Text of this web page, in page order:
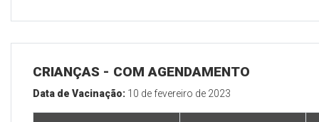
CRIANÇAS - COM AGENDAMENTO
Data de Vacinação: 10 de fevereiro de 2023